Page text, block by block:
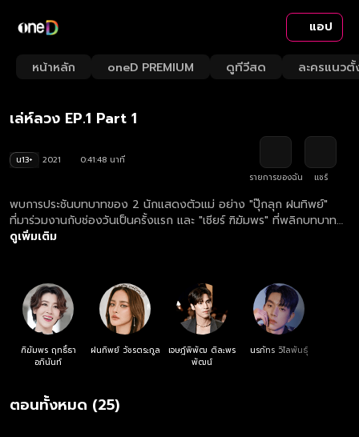
แอป
หน้าหลัก oneD PREMIUM ดูทีวีสด ละครแนวตั้
Video
Loaded:
0.24%
1x
Rate
เล่ห์ลวง EP.1 Part 1
น13+ 2021
0:41:48 นาที
รายการของฉัน
แชร์
พบการประชันบทบาทของ 2 นักแสดงตัวแม่ อย่าง "ปุ๊กลุก ฝนทิพย์"
ที่มาร่วมงานกับช่องวันเป็นครั้งแรก และ "เชียร์ ฑิฆัมพร" ที่พลิกบทบาท
ร้ายครั้งแรก เรียกได้ว่า ร้ายสุดขั้วและแซ่บสุดใจแน่นอน!!!... เมื่อแม่ค้า
เป็นอย่างที่เธอคิดไว้ การกระชากหน้ากากและเอาคืนจึงเริ่มต้นขึ้น!
ดูเพิ่มเติม
ฑิฆัมพร ฤทธิ์ธา
อภินันท์
ฝนทิพย์ วัชรตระกูล
เจษฎ์พิพัฒ ติละพร
พัฒน์
นรภัทร วิไลพันธุ์
ตอนทั้งหมด (25)